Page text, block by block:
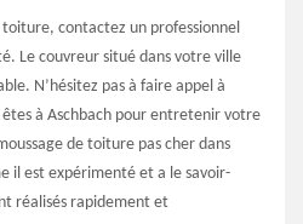
contactez un professionnel
Le couvreur situé dans votre ville
N’hésitez pas à faire appel à
êtes à Aschbach pour entretenir votre
de toiture pas cher dans
il est expérimenté et a le savoir-
réalisés rapidement et